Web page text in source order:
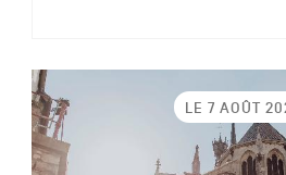
LE 7 AOÛT